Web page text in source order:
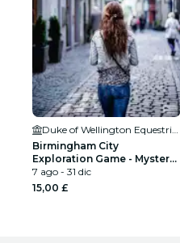
Duke of Wellington Equestrian statue
Birmingham City
Exploration Game - Mystery
Walk con soste in pub/caffè
7 ago - 31 dic
15,00 £